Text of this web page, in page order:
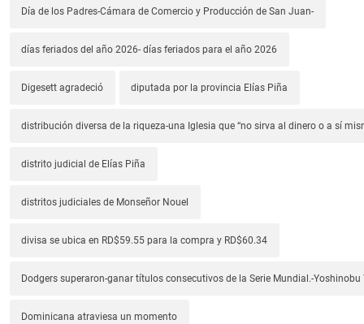
Día de los Padres-Cámara de Comercio y Producción de San Juan-
días feriados del año 2026- días feriados para el año 2026
Digesett agradeció diputada por la provincia Elías Piña
distribución diversa de la riqueza-una Iglesia que “no sirva al dinero o a sí
distrito judicial de Elías Piña
distritos judiciales de Monseñor Nouel
divisa se ubica en RD$59.55 para la compra y RD$60.34
Dodgers superaron-ganar títulos consecutivos de la Serie Mundial.-
Dominicana atraviesa un momento